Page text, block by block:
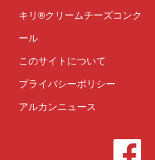
キリ®クリームチーズコンク
ール
このサイトについて
プライバシーポリシー
アルカンニュース